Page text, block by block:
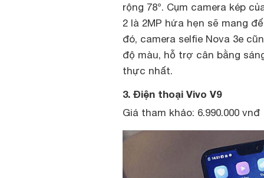
rộng 78°. Cụm camera kép
2 là 2MP hứa hẹn sẽ mang
đó, camera selfie Nova 3e
độ màu, hỗ trợ cân bằng
thực nhất.
3. Điện thoại Vivo V9
Giá tham khảo: 6.990.000 vnđ